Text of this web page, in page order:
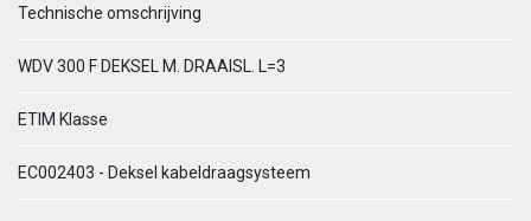
Technische omschrijving
WDV 300 F DEKSEL M. DRAAISL. L=3
ETIM Klasse
EC002403 - Deksel kabeldraagsysteem